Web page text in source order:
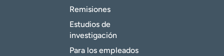
Remisiones
Estudios de
investigación
Para los empleados